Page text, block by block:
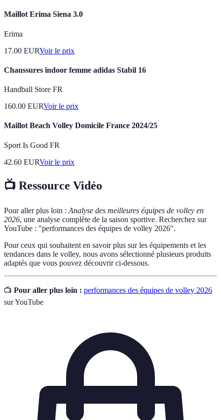
Maillot Erima Siena 3.0
Erima
17.00 EURVoir le prix
Chaussures indoor femme adidas Stabil 16
Handball Store FR
160.00 EURVoir le prix
Maillot Beach Volley Domicile France 2024/25
Sport Is Good FR
42.60 EURVoir le prix
📺 Ressource Vidéo
Pour aller plus loin :Analyse des meilleures équipes de volley en
2026, une analyse complète de la saison sportive. Recherchez sur
YouTube : "performances des équipes de volley 2026".
Pour ceux qui souhaitent en savoir plus sur les équipements et les
tendances dans le volley, nous avons sélectionné plusieurs produits
adaptés que vous pouvez découvrir ci-dessous.
📺 Pour aller plus loin : performances des équipes de volley 2026
sur YouTube